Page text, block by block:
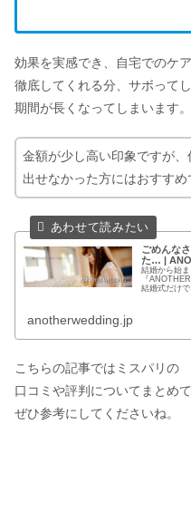
効果を実感でき、自宅でのケ
徹底してくれる分、サボって
期間が長くなってしまいます。
金額が少し高い印象ですが
出せなかった方にはおすすめ
ごめんな
た… |
結婚から始
『
結婚式だけ
anotherwedding.jp
こちらの記事ではミスパリの
口コミや評判についてまとめ
ぜひ参考にしてくださいね。